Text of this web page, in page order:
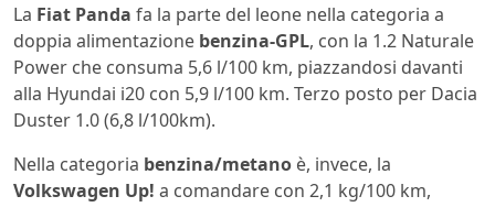
La Fiat Panda fa la parte del leone nella categoria a
doppia alimentazione benzina-GPL, con la 1.2 Naturale
Power che consuma 5,6 l/100 km, piazzandosi davanti
alla Hyundai i20 con 5,9 l/100 km. Terzo posto per Dacia
Duster 1.0 (6,8 l/100km).
Nella categoria benzina/metano è, invece, la
Volkswagen Up! a comandare con 2,1 kg/100 km,